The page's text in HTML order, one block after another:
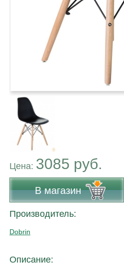
Цена: 3085 руб.
В магазин
Производитель:
Dobrin
Описание: